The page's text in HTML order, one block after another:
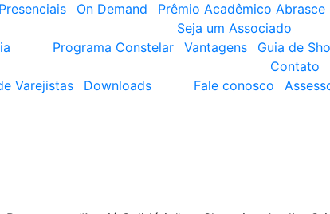
On Demand Prêmio Acadêmico Abrasce
Seja um Associado
Programa Constelar
Vantagens Guia de
Varejistas Downloads
Contato
Fale conosco